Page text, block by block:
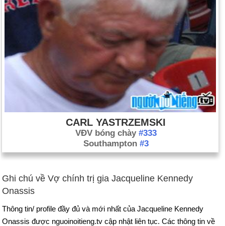
CARL YASTRZEMSKI
VĐV bóng chày #333
Southampton #3
Ghi chú về Vợ chính trị gia Jacqueline Kennedy
Onassis
Thông tin/ profile đầy đủ và mới nhất của Jacqueline Kennedy
Onassis được nguoinoitieng.tv cập nhật liên tục. Các thông tin về